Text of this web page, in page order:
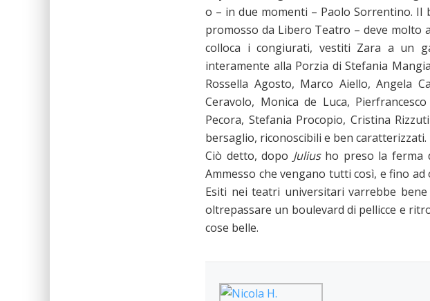
o – in due momenti – Paolo Sorrentino. Il
promosso da Libero Teatro – deve molto
colloca i congiurati, vestiti Zara a un
interamente alla Porzia di Stefania
Rossella Agosto, Marco Aiello, Angela
Ceravolo, Monica de Luca,
Pecora, Stefania Procopio, Cristina
bersaglio, riconoscibili e ben caratterizzati.
Ciò detto, dopo Juliusho preso la ferma
Ammesso che vengano tutti così, e fino
Esiti nei teatri universitari varrebbe bene
oltrepassare un boulevard di pellicce e
cose belle.